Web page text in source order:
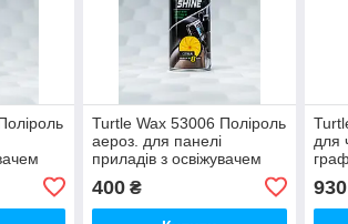
Turtle Wax 53006 Поліроль
аероз. для панелі
приладів з освіжувачем
повітря "Цитрус" 500мл G
400₴
для
930